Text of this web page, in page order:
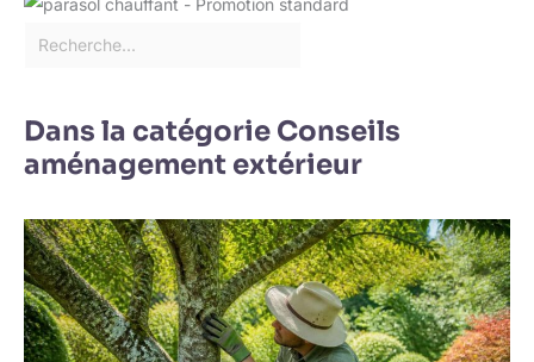
Dans la catégorie Conseils
aménagement extérieur